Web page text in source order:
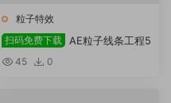
粒子特效
扫码免费下载
AE粒子线条工程5
45 0